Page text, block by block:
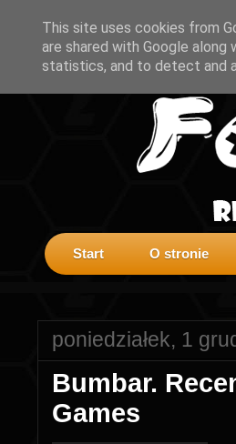
Start O stronie
poniedziałek, 1
Bumbar.
Games
This site uses cookies from
are shared with Google
statistics, and to detect and